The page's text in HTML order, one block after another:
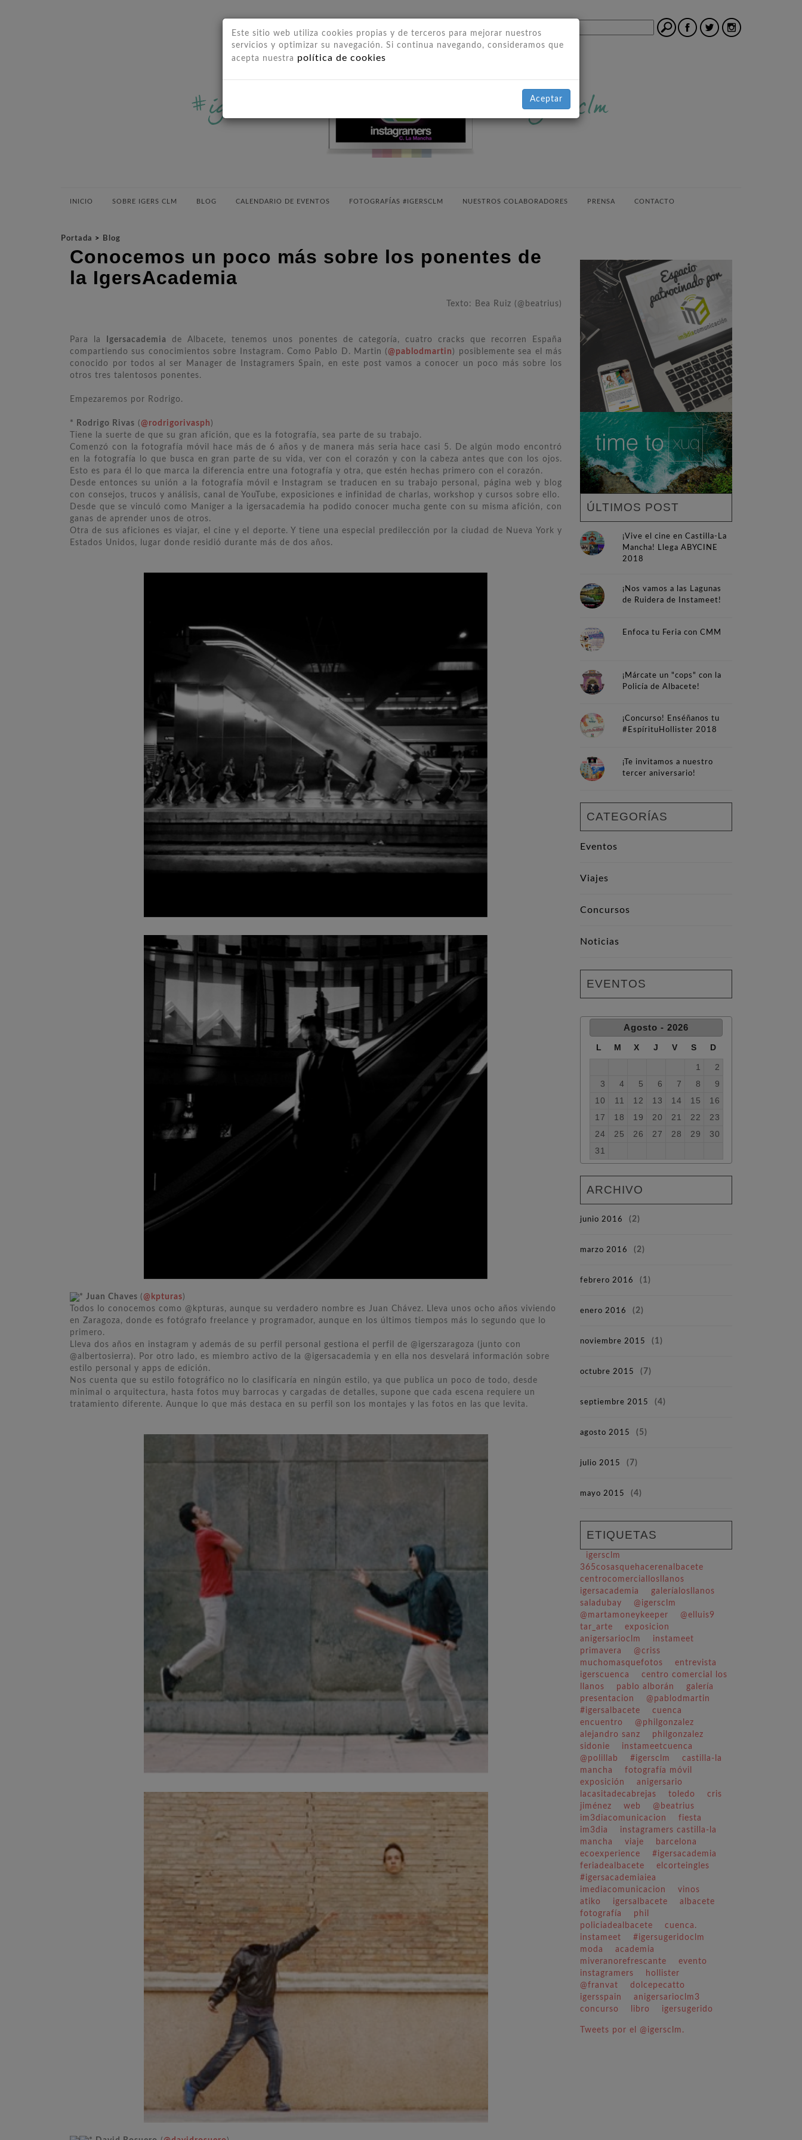
Este sitio web utiliza cookies propias y de terceros para mejorar nuestros
servicios y optimizar su navegación. Si continua navegando, consideramos que
acepta nuestra política de cookies
Aceptar
INICIO SOBRE IGERS CLM BLOG CALENDARIO DE EVENTOS FOTOGRAFÍAS #IGERSCLM NUESTROS COLABORADORES PRENSA CONTACTO
Portada > Blog
Conocemos un poco más sobre los ponentes de
la IgersAcademia
Texto: Bea Ruiz (@beatrius)
Para la Igersacademia
de Albacete, tenemos unos ponentes de categoría, cuatro cracks que recorren España
compartiendo sus conocimientos sobre Instagram. Como Pablo D. Martin (@pablodmartin ) posiblemente sea el más
conocido por todos al ser Manager de Instagramers Spain, en este post vamos a conocer un poco más sobre los
otros tres talentosos ponentes.
Empezaremos por Rodrigo.
* Rodrigo Rivas (@rodrigorivasph )
Tiene la suerte de que su gran afición, que es la fotografía, sea parte de su trabajo.
Comenzó con la fotografía móvil hace más de 6 años y de manera más seria hace casi 5. De algún modo encontró
en la fotografía lo que busca en gran parte de su vida, ver con el corazón y con la cabeza antes que con los ojos.
Esto es para él lo que marca la diferencia entre una fotografía y otra, que estén hechas primero con el corazón.
Desde entonces su unión a la fotografía móvil e Instagram se traducen en su trabajo personal, página web y blog
con consejos, trucos y análisis, canal de YouTube, exposiciones e infinidad de charlas, workshop y cursos sobre ello.
Desde que se vinculó como Maniger a la igersacademia ha podido conocer mucha gente con su misma afición, con
ganas de aprender unos de otros.
Otra de sus aficiones es viajar, el cine y el deporte. Y tiene una especial predilección por la ciudad de Nueva York y
Estados Unidos, lugar donde residió durante más de dos años.
* Juan Chaves (@kpturas)
Todos lo conocemos como @kpturas, aunque su verdadero nombre es Juan Chávez. Lleva unos ocho años viviendo
en Zaragoza, donde es fotógrafo freelance y programador, aunque en los últimos tiempos más lo segundo que lo
primero.
Lleva dos años en instagram y además de su perfil personal gestiona el perfil de @igerszaragoza (junto con
@albertosierra). Por otro lado, es miembro activo de la @igersacademia y en ella nos desvelará información sobre
estilo personal y apps de edición.
Nos cuenta que su estilo fotográfico no lo clasificaría en ningún estilo, ya que publica un poco de todo, desde
minimal o arquitectura, hasta fotos muy barrocas y cargadas de detalles, supone que cada escena requiere un
tratamiento diferente. Aunque lo que más destaca en su perfil son los montajes y las fotos en las que levita.
ÚLTIMOS POST
¡Vive el cine en Castilla-La
Mancha! Llega ABYCINE
2018
¡Nos vamos a las Lagunas
de Ruidera de Instameet!
Enfoca tu Feria con CMM
¡Márcate un "cops" con la
Policía de Albacete!
¡Concurso! Enséñanos tu
#EspírituHollister 2018
¡Te invitamos a nuestro
tercer aniversario!
CATEGORÍAS
Eventos
Viajes
Concursos
Noticias
EVENTOS
Agosto - 2026
L M X J V S D
1
2
3
4 5 6 7 8
9
10
11 12 13 14 15
16
17
18 19 20 21 22
23
24
25 26 27 28 29
30
31
ARCHIVO
junio 2016 (2)
marzo 2016 (2)
febrero 2016 (1)
enero 2016 (2)
noviembre 2015 (1)
octubre 2015 (7)
septiembre 2015 (4)
agosto 2015 (5)
julio 2015 (7)
mayo 2015 (4)
ETIQUETAS
igersclm
365cosasquehacerenalbacete
centrocomerciallosllanos
igersacademia
galeríalosllanos
saladubay
@igersclm
@martamoneykeeper
@elluis9
tar_arte
exposicion
anigersarioclm
instameet
primavera
@criss
muchomasquefotos
entrevista
igerscuenca
centro comercial los
llanos
pablo alborán
galería
presentacion
@pablodmartin
#igersalbacete
cuenca
encuentro
@philgonzalez
alejandro sanz
philgonzalez
sidonie
instameetcuenca
@polillab
#igersclm
castilla-la
mancha
fotografía móvil
exposición
anigersario
lacasitadecabrejas
toledo
cris
jiménez
web
@beatrius
im3diacomunicacion
fiesta
im3dia
instagramers castilla-la
mancha
viaje
barcelona
ecoexperience
#igersacademia
feriadealbacete
elcorteingles
#igersacademiaiea
imediacomunicacion
vinos
atiko
igersalbacete
albacete
fotografía
phil
policiadealbacete
cuenca.
instameet
#igersugeridoclm
moda
academia
miveranorefrescante
evento
instagramers
hollister
@franvat
dolcepecatto
igersspain
anigersarioclm3
concurso
libro igersugerido
Tweets por el @igersclm.